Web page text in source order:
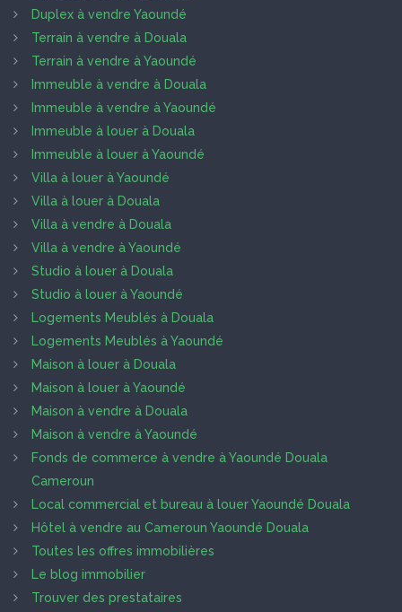
Duplex à vendre Yaoundé
Terrain à vendre à Douala
Terrain à vendre à Yaoundé
Immeuble à vendre à Douala
Immeuble à vendre à Yaoundé
Immeuble à louer à Douala
Immeuble à louer à Yaoundé
Villa à louer à Yaoundé
Villa à louer à Douala
Villa à vendre à Douala
Villa à vendre à Yaoundé
Studio à louer à Douala
Studio à louer à Yaoundé
Logements Meublés à Douala
Logements Meublés à Yaoundé
Maison à louer à Douala
Maison à louer à Yaoundé
Maison à vendre à Douala
Maison à vendre à Yaoundé
Fonds de commerce à vendre à Yaoundé Douala
Cameroun
Local commercial et bureau à louer Yaoundé Douala
Hôtel à vendre au Cameroun Yaoundé Douala
Toutes les offres immobilières
Le blog immobilier
Trouver des prestataires